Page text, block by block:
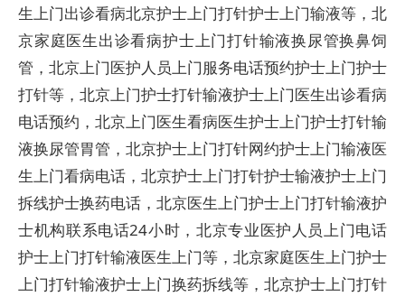
生上门出诊看病北京护士上门打针护士上门输液等，北
京家庭医生出诊看病护士上门打针输液换尿管换鼻饲
管，北京上门医护人员上门服务电话预约护士上门护士
打针等，北京上门护士打针输液护士上门医生出诊看病
电话预约，北京上门医生看病医生护士上门护士打针输
液换尿管胃管，北京护士上门打针网约护士上门输液医
生上门看病电话，北京护士上门打针护士输液护士上门
拆线护士换药电话，北京医生上门护士上门打针输液护
士机构联系电话24小时，北京专业医护人员上门电话
护士上门打针输液医生上门等，北京家庭医生上门护士
上门打针输液护士上门换药拆线等，北京护士上门打针